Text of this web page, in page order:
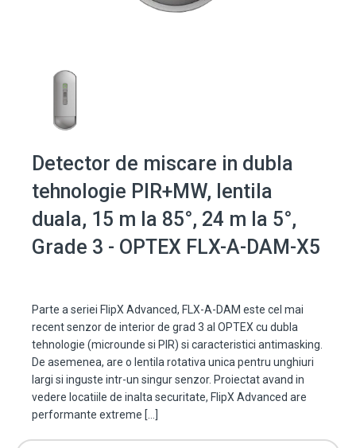
Detector de miscare in dubla
tehnologie PIR+MW, lentila
duala, 15 m la 85°, 24 m la 5°,
Grade 3 - OPTEX FLX-A-DAM-X5
Parte a seriei FlipX Advanced, FLX-A-DAM este cel mai
recent senzor de interior de grad 3 al OPTEX cu dubla
tehnologie (microunde si PIR) si caracteristici antimasking.
De asemenea, are o lentila rotativa unica pentru unghiuri
largi si inguste intr-un singur senzor. Proiectat avand in
vedere locatiile de inalta securitate, FlipX Advanced are
performante extreme […]